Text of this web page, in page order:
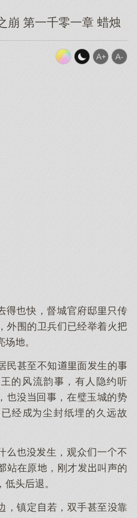
崩 第一千零一章 蜡烛
快，督城官府邸传
外围的卫兵已经举着火
场。
民甚至不知面生的
的风流韵，有人隐约听
回，在璧玉城的势
已经尘封纸埋的久远故
生，观众一不
站在原，刚才叫声的
头退。
，镇定若，双手甚至靠